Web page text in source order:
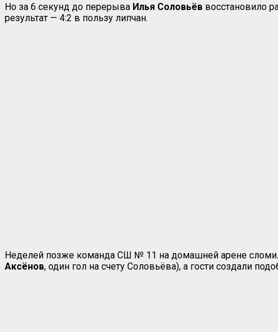
Но за 6 секунд до перерыва Илья Соловьёв восстановило
результат — 4:2 в пользу липчан.
Неделей позже команда СШ № 11 на домашней арене
Аксёнов, один гол на счету Соловьёва), а гости создали